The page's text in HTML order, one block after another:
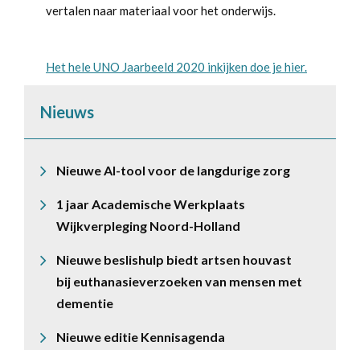
vertalen naar materiaal voor het onderwijs.
Het hele UNO Jaarbeeld 2020 inkijken doe je hier.
Nieuws
Nieuwe AI-tool voor de langdurige zorg
1 jaar Academische Werkplaats
Wijkverpleging Noord-Holland
Nieuwe beslishulp biedt artsen houvast
bij euthanasieverzoeken van mensen met
dementie
Nieuwe editie Kennisagenda